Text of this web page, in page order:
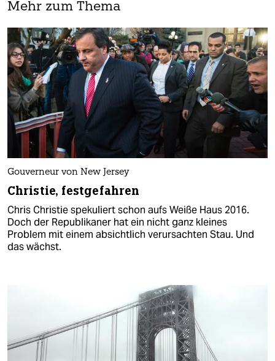
Mehr zum Thema
Gouverneur von New Jersey
Christie, festgefahren
Chris Christie spekuliert schon aufs Weiße Haus 2016.
Doch der Republikaner hat ein nicht ganz kleines
Problem mit einem absichtlich verursachten Stau. Und
das wächst.